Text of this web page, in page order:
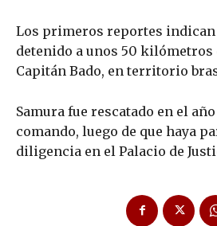
Los primeros reportes indican
detenido a unos 50 kilómetros
Capitán Bado, en territorio
Samura fue rescatado en el
comando, luego de que haya
diligencia en el Palacio de